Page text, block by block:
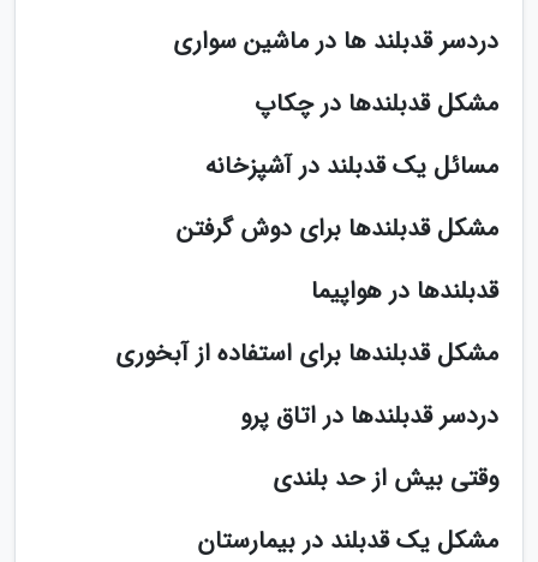
دردسر قدبلند ها در ماشین سواری
مشکل قدبلندها در چکاپ
مسائل یک قدبلند در آشپزخانه
مشکل قدبلندها برای دوش گرفتن
قدبلندها در هواپیما
مشکل قدبلندها برای استفاده از آبخوری
دردسر قدبلندها در اتاق پرو
وقتی بیش از حد بلندی
مشکل یک قدبلند در بیمارستان